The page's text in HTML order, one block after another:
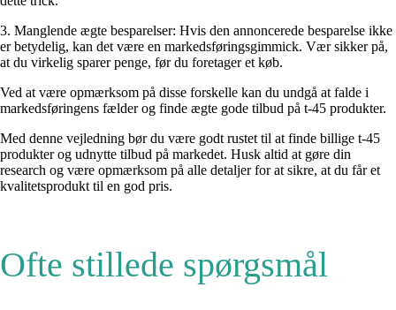
3. Manglende ægte besparelser: Hvis den annoncerede besparelse ikke
er betydelig, kan det være en markedsføringsgimmick. Vær sikker på,
at du virkelig sparer penge, før du foretager et køb.
Ved at være opmærksom på disse forskelle kan du undgå at falde i
markedsføringens fælder og finde ægte gode tilbud på t-45 produkter.
Med denne vejledning bør du være godt rustet til at finde billige t-45
produkter og udnytte tilbud på markedet. Husk altid at gøre din
research og være opmærksom på alle detaljer for at sikre, at du får et
kvalitetsprodukt til en god pris.
Ofte stillede spørgsmål